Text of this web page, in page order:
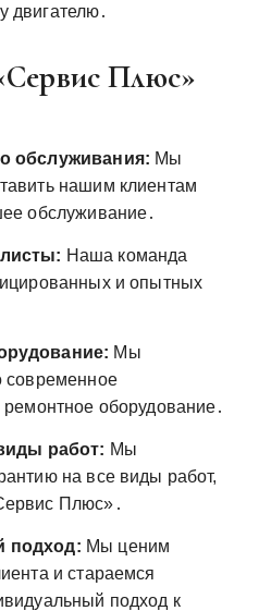
двигателю․
Плюс»
обслуживания: Мы
нашим клиентам
обслуживание․
Наша команда
и опытных
Мы
современное
ремонтное оборудование․
работ: Мы
на все виды работ,
Плюс»․
подход: Мы ценим
и стараемся
подход к